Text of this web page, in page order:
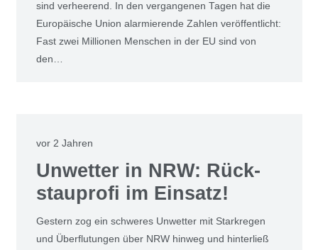
sind ver­hee­rend. In den ver­gan­ge­nen Tagen hat die
Euro­päi­sche Uni­on alar­mie­ren­de Zah­len ver­öf­fent­licht:
Fast zwei Mil­lio­nen Men­schen in der EU sind von
den…
vor 2 Jahren
Unwet­ter in NRW: Rück­
stau­pro­fi im Ein­satz!
Ges­tern zog ein schwe­res Unwet­ter mit Stark­re­gen
und Über­flu­tun­gen über NRW hin­weg und hin­ter­ließ